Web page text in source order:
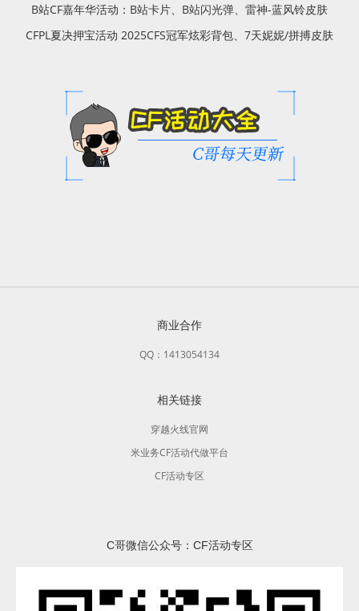
B站CF嘉年华活动：B站卡片、B站闪光弹、雷神-蓝风铃皮肤
CFPL夏决押宝活动 2025CFS冠军炫彩背包、7天妮妮/拼搏皮肤
商业合作
QQ：1413054134
相关链接
穿越火线官网
米业务CF活动代做平台
CF活动专区
C哥微信公众号：CF活动专区